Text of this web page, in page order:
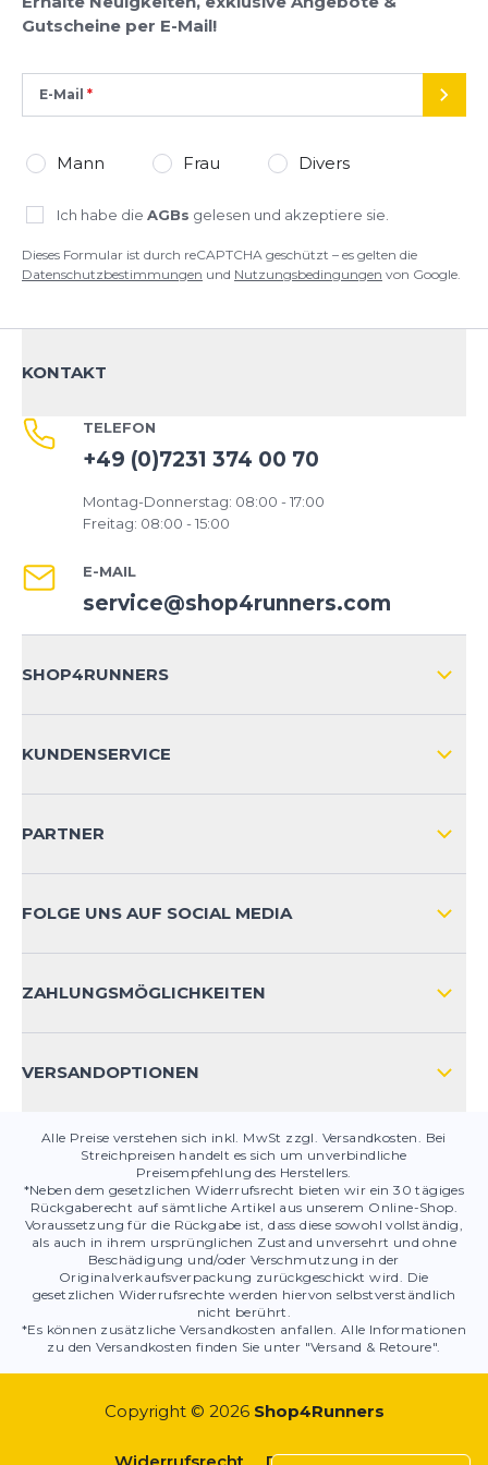
Google.
Gutscheine per E-Mail!
E-Mail
Mann Frau Divers
Ich habe die AGBs gelesen und akzeptiere sie.
Dieses Formular ist durch reCAPTCHA geschützt – es gelten die
Datenschutzbestimmungen und Nutzungsbedingungen von Google.
KONTAKT
TELEFON
+49 (0)7231 374 00 70
Montag-Donnerstag: 08:00 - 17:00
Freitag: 08:00 - 15:00
E-MAIL
service@shop4runners.com
SHOP4RUNNERS
KUNDENSERVICE
KONTAKT
PRODUKTSICHERHEIT
PARTNER
FOLGE UNS AUF SOCIAL MEDIA
ZAHLUNGSMÖGLICHKEITEN
VERSANDOPTIONEN
Alle Preise verstehen sich inkl. MwSt zzgl. Versandkosten. Bei
Streichpreisen handelt es sich um unverbindliche
Preisempfehlung des Herstellers.
*Neben dem gesetzlichen Widerrufsrecht bieten wir ein 30 tägiges
Rückgaberecht auf sämtliche Artikel aus unserem Online-Shop.
Voraussetzung für die Rückgabe ist, dass diese sowohl vollständig,
als auch in ihrem ursprünglichen Zustand unversehrt und ohne
Beschädigung und/oder Verschmutzung in der
Originalverkaufsverpackung zurückgeschickt wird. Die
gesetzlichen Widerrufsrechte werden hiervon selbstverständlich
nicht berührt.
*Es können zusätzliche Versandkosten anfallen. Alle Informationen
zu den Versandkosten finden Sie unter "Versand & Retoure".
Copyright © 2026 Shop4Runners
Widerrufsrecht Datenschutz